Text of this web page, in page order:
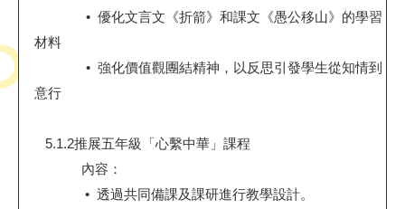
• 優化文言文《折箭》和課文《愚公移山》的學習
材料
• 強化價值觀團結精神，以反思引發學生從知情到
意行
5.1.2推展五年級「心繫中華」課程
內容：
• 透過共同備課及課研進行教學設計。